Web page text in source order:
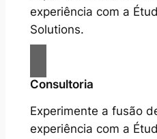
experiência com a
Solutions.
Consultoria
Experimente a fusão
experiência com a